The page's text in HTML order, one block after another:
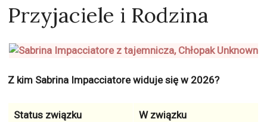
Przyjaciele i Rodzina
Z kim Sabrina Impacciatore widuje się w 2026?
Status związku W związku